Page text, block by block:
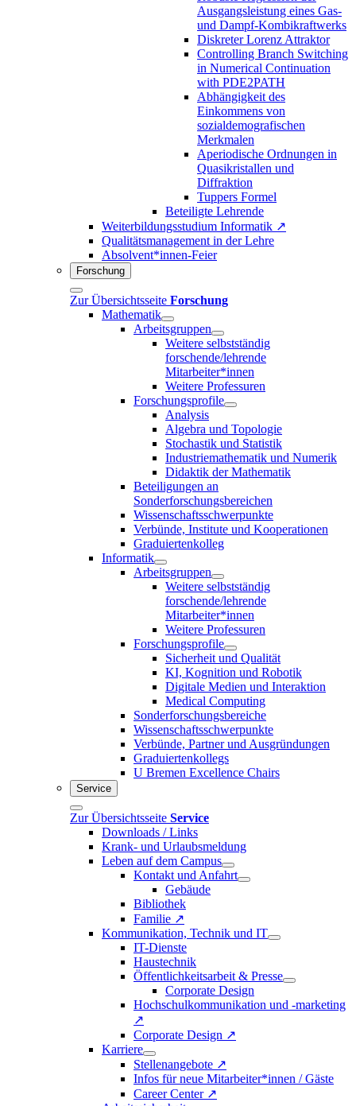
Ausgangsleistung eines Gas-
und Dampf-Kombikraftwerks
Diskreter Lorenz Attraktor
Controlling Branch Switching
in Numerical Continuation
with PDE2PATH
Abhängigkeit des
Einkommens von
sozialdemografischen
Merkmalen
Aperiodische Ordnungen in
Quasikristallen und
Diffraktion
Tuppers Formel
Beteiligte Lehrende
Weiterbildungsstudium Informatik ↗
Qualitätsmanagement in der Lehre
Absolvent*innen-Feier
Forschung
Zur Übersichtsseite Forschung
Mathematik
Arbeitsgruppen
Weitere selbstständig
forschende/lehrende
Mitarbeiter*innen
Weitere Professuren
Forschungsprofile
Analysis
Algebra und Topologie
Stochastik und Statistik
Industriemathematik und Numerik
Didaktik der Mathematik
Beteiligungen an
Sonderforschungsbereichen
Wissenschaftsschwerpunkte
Verbünde, Institute und Kooperationen
Graduiertenkolleg
Informatik
Arbeitsgruppen
Weitere selbstständig
forschende/lehrende
Mitarbeiter*innen
Weitere Professuren
Forschungsprofile
Sicherheit und Qualität
KI, Kognition und Robotik
Digitale Medien und Interaktion
Medical Computing
Sonderforschungsbereiche
Wissenschaftsschwerpunkte
Verbünde, Partner und Ausgründungen
Graduiertenkollegs
U Bremen Excellence Chairs
Service
Zur Übersichtsseite Service
Downloads / Links
Krank- und Urlaubsmeldung
Leben auf dem Campus
Kontakt und Anfahrt
Gebäude
Bibliothek
Familie ↗
Kommunikation, Technik und IT
IT-Dienste
Haustechnik
Öffentlichkeitsarbeit & Presse
Corporate Design
Hochschulkommunikation und -marketing
↗
Corporate Design ↗
Karriere
Stellenangebote ↗
Infos für neue Mitarbeiter*innen / Gäste
Career Center ↗